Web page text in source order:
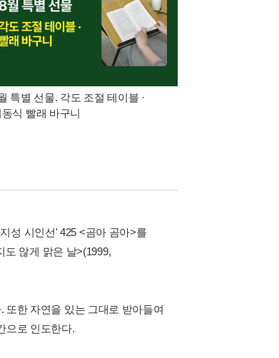
특별 선물. 각도 조절 테이블 ·
동식 빨래 바구니
성 시인선' 425 <곰아 곰아>를
도 않게 맑은 날>(1999,
한 자연을 있는 그대로 받아들여
으로 인도한다.